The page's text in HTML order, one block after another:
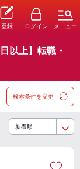
登録 ログイン メニュー
以上】転職・
検索条件を変更